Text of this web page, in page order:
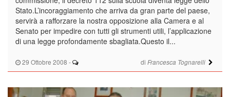
29 Ottobre 2008 - di Francesca Tognarelli
Stato.L’incoraggiamento che arriva da gran parte del paese,
servirà a rafforzare la nostra opposizione alla Camera e al
Senato per impedire con tutti gli strumenti utili, l’applicazione
di una legge profondamente sbagliata.Questo il...